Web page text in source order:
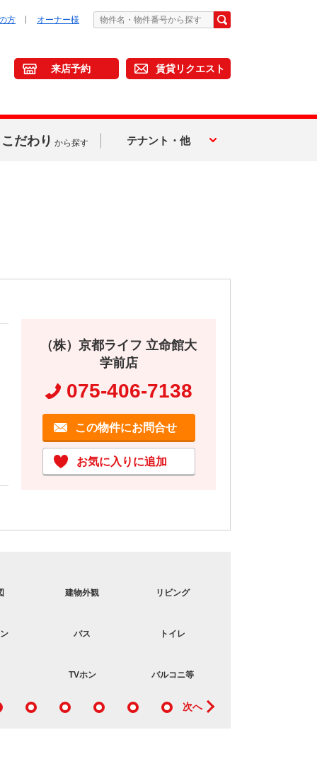
方 オーナー様
来店予約 賃貸リクエスト
こだわり から探す テナント・他
（株）京都ライフ 立命館大
学前店
075-406-7138
この物件にお問合せ
お気に入りに追加
建物外観 リビング
バス トイレ
TVホン バルコニ等
次へ